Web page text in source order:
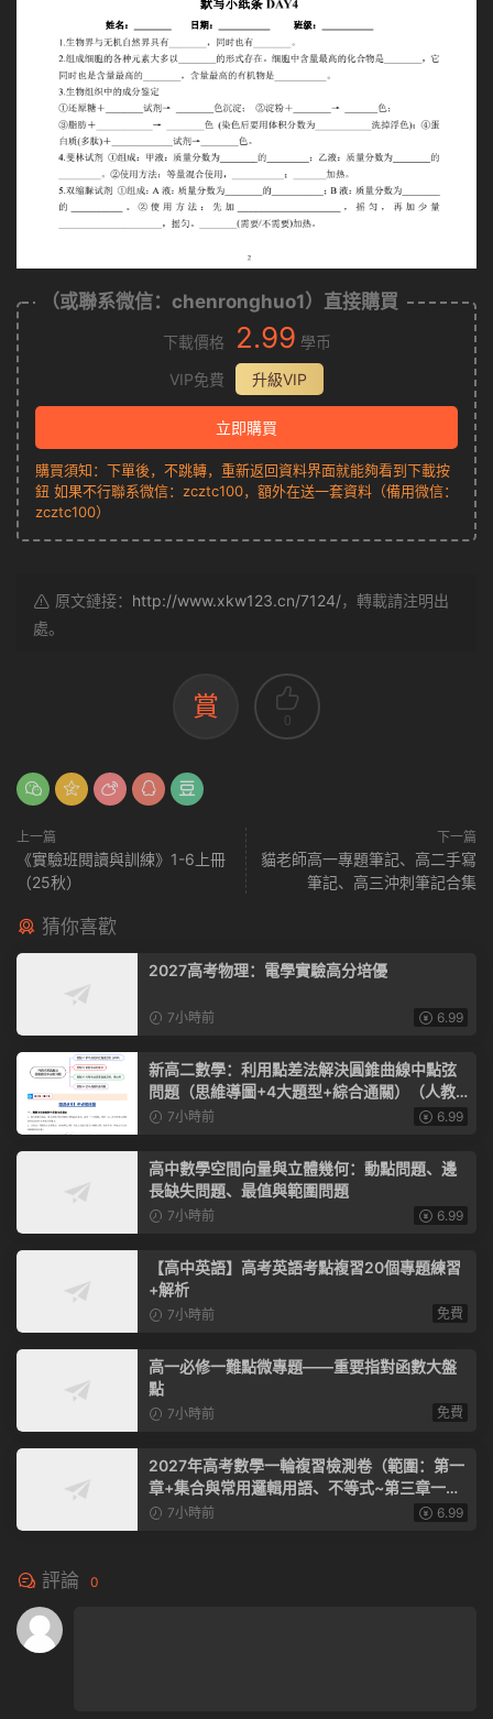
（或聯系微信：chenronghuo1）直接購買
下載價格 2.99 學币
VIP免費
升級VIP
立即購買
購買須知：下單後，不跳轉，重新返回資料界面就能夠看到下載按
鈕 如果不行聯系微信：zcztc100，額外在送一套資料（備用微信：
zcztc100）
原文鏈接： http://www.xkw123.cn/7124/，轉載請注明出
處。
賞 0
上一篇
《實驗班閱讀與訓練》1-6上冊
（25秋）
下一篇
貓老師高一專題筆記、高二手寫
筆記、高三沖刺筆記合集
猜你喜歡
2027高考物理：電學實驗高分培優
7小時前 6.99
新高二數學：利用點差法解決圓錐曲線中點弦
問題（思維導圖+4大題型+綜合通關）（人教A
版）7小時前 6.99
高中數學空間向量與立體幾何：動點問題、邊
長缺失問題、最值與範圍問題
7小時前 6.99
【高中英語】高考英語考點複習20個專題練習
+解析
7小時前 免費
高一必修一難點微專題——重要指對函數大盤
點
7小時前 免費
2027年高考數學一輪複習檢測卷（範圍：第一
章+集合與常用邏輯用語、不等式~第三章一元
函數的導數及其應用）（全國通用）
7小時前 6.99
評論 0